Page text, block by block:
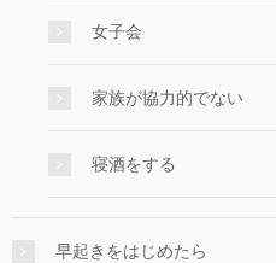
女子会
家族が協力的でない
寝酒をする
早起きをはじめたら